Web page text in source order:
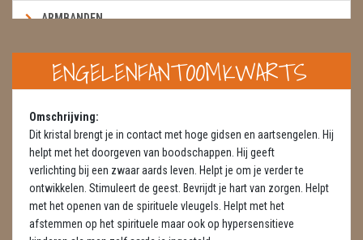
ARMBANDEN
BOEKEN & KAARTEN E.A.R.T.H.
BOLLEN
BROEKZAKSTENEN
CADEAUBONNEN
DIERTJES
DIVERSE
ENGELENFANTOOMKWARTS
Omschrijving:
Dit kristal brengt je in contact met hoge gidsen en aartsengelen. Hij
helpt met het doorgeven van boodschappen. Hij geeft
verlichting bij een zwaar aards leven. Helpt je om je verder te
ontwikkelen. Stimuleert de geest. Bevrijdt je hart van zorgen. Helpt
met het openen van de spirituele vleugels. Helpt met het
afstemmen op het spirituele maar ook op hypersensitieve